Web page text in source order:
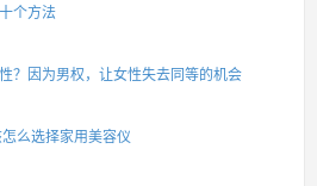
个方法
？因为男权，让女性失去同等的机会
么选择家用美容仪